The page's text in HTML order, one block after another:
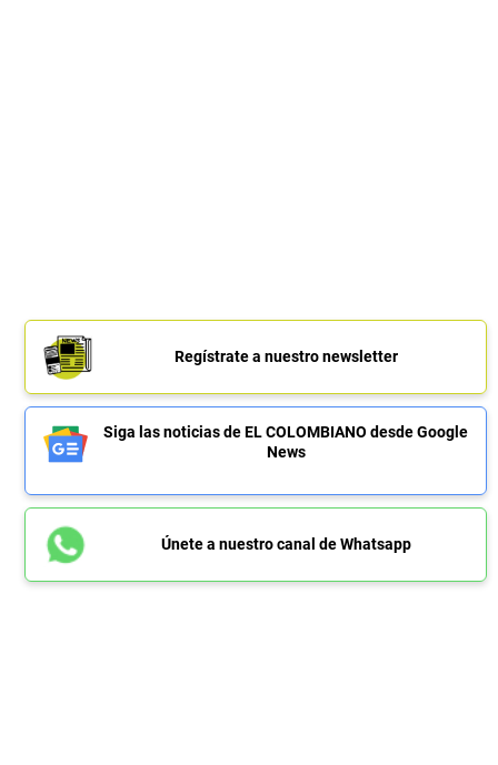
Regístrate a nuestro newsletter
Siga las noticias de EL COLOMBIANO desde Google
News
Únete a nuestro canal de Whatsapp